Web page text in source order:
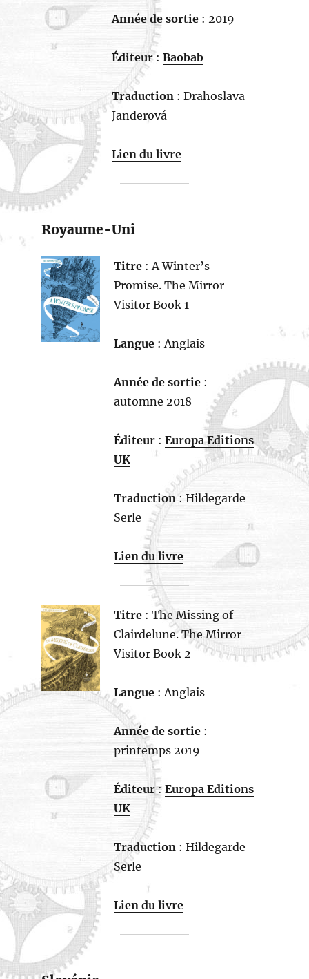
Année de sortie : 2019
Éditeur: Baobab
Traduction : Drahoslava
Janderová
Lien du livre
Royaume-Uni
Titre: A Winter’s
Promise. The Mirror
Visitor Book 1
Langue: Anglais
Année de sortie :
automne 2018
Éditeur: Europa Editions
UK
Traduction: Hildegarde
Serle
Lien du livre
Titre: The Missing of
Clairdelune. The Mirror
Visitor Book 2
Langue: Anglais
Année de sortie :
printemps 2019
Éditeur: Europa Editions
UK
Traduction : Hildegarde
Serle
Lien du livre